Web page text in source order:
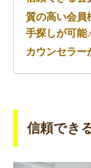
質の高い会員
手探しが可能♪
カウンセラ
信頼でき